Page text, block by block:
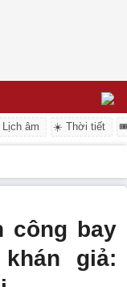
Lịch âm ☀️ Thời tiết
công bay
giả: